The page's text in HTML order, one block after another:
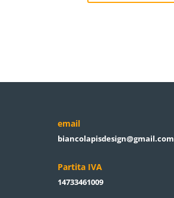
email
biancolapisdesign@gmail.com
Partita IVA
14733461009